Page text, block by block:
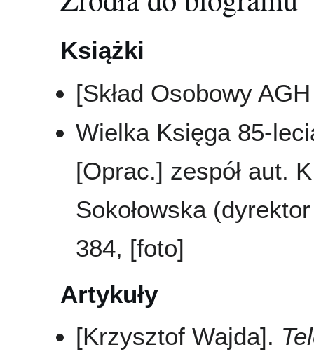
Książki
[Skład Osobowy
Wielka Księga 85-
[Oprac.] zespół aut.
Sokołowska
384, [foto]
Artykuły
[Krzysztof Wajda].